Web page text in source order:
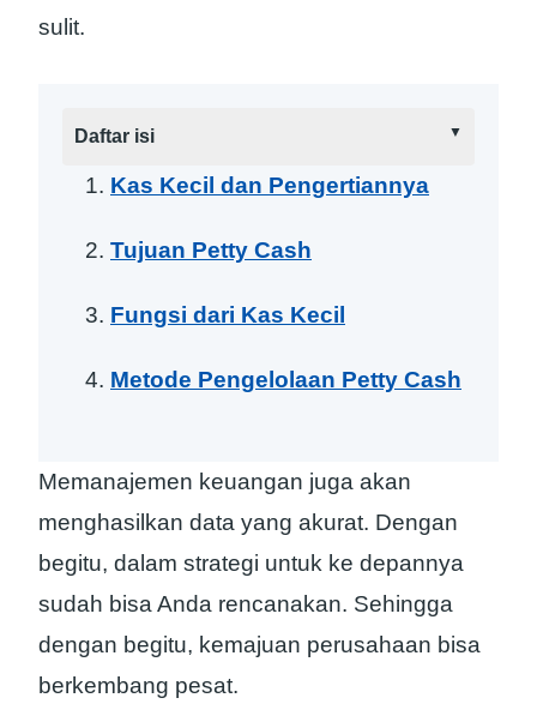
sulit.
Daftar isi
Kas Kecil dan Pengertiannya
Tujuan Petty Cash
Fungsi dari Kas Kecil
Metode Pengelolaan Petty Cash
Memanajemen keuangan juga akan
menghasilkan data yang akurat. Dengan
begitu, dalam strategi untuk ke depannya
sudah bisa Anda rencanakan. Sehingga
dengan begitu, kemajuan perusahaan bisa
berkembang pesat.